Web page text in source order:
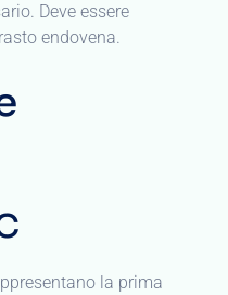
Deve essere
endovena.
la prima